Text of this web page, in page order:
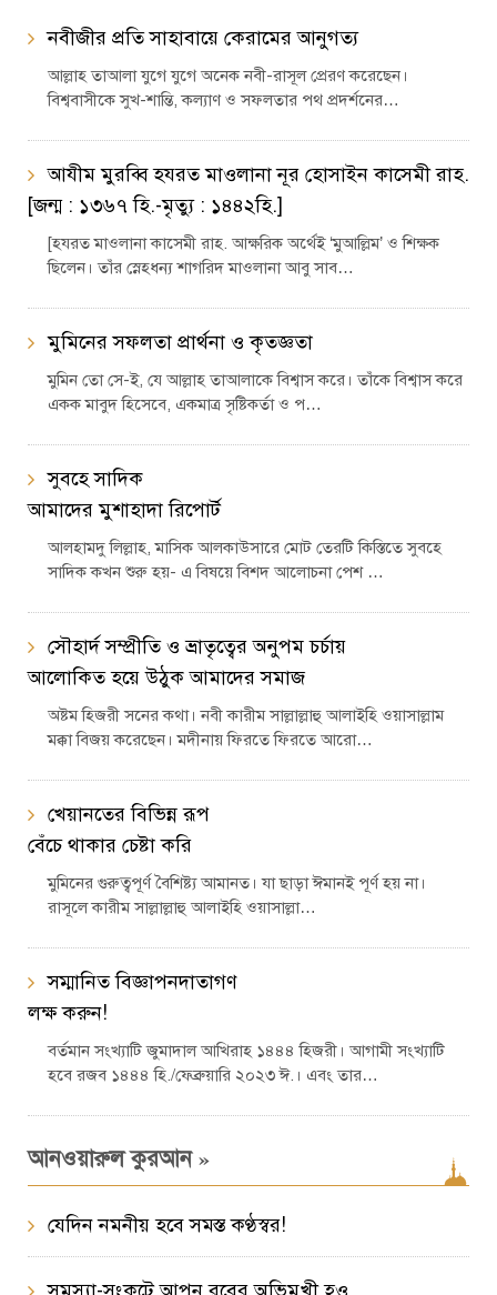
নবীজীর প্রতি সাহাবায়ে কেরামের আনুগত্য
আল্লাহ তাআলা যুগে যুগে অনেক নবী-রাসূল প্রেরণ করেছেন।
বিশ্ববাসীকে সুখ-শান্তি, কল্যাণ ও সফলতার পথ প্রদর্শনের…
আযীম মুরব্বি হযরত মাওলানা নূর হোসাইন কাসেমী রাহ.
[জন্ম : ১৩৬৭ হি.-মৃত্যু : ১৪৪২হি.]
[হযরত মাওলানা কাসেমী রাহ. আক্ষরিক অর্থেই ‘মুআল্লিম’ ও শিক্ষক
ছিলেন। তাঁর স্নেহধন্য শাগরিদ মাওলানা আবু সাব…
মুমিনের সফলতা প্রার্থনা ও কৃতজ্ঞতা
মুমিন তো সে-ই, যে আল্লাহ তাআলাকে বিশ্বাস করে। তাঁকে বিশ্বাস করে
একক মাবুদ হিসেবে, একমাত্র সৃষ্টিকর্তা ও প…
সুবহে সাদিক
আমাদের মুশাহাদা রিপোর্ট
আলহামদু লিল্লাহ, মাসিক আলকাউসারে মোট তেরটি কিস্তিতে সুবহে
সাদিক কখন শুরু হয়- এ বিষয়ে বিশদ আলোচনা পেশ …
সৌহার্দ সম্প্রীতি ও ভ্রাতৃত্বের অনুপম চর্চায়
আলোকিত হয়ে উঠুক আমাদের সমাজ
অষ্টম হিজরী সনের কথা। নবী কারীম সাল্লাল্লাহু আলাইহি ওয়াসাল্লাম
মক্কা বিজয় করেছেন। মদীনায় ফিরতে ফিরতে আরো…
খেয়ানতের বিভিন্ন রূপ
বেঁচে থাকার চেষ্টা করি
মুমিনের গুরুত্বপূর্ণ বৈশিষ্ট্য আমানত। যা ছাড়া ঈমানই পূর্ণ হয় না।
রাসূলে কারীম সাল্লাল্লাহু আলাইহি ওয়াসাল্লা…
সম্মানিত বিজ্ঞাপনদাতাগণ
লক্ষ করুন!
বর্তমান সংখ্যাটি জুমাদাল আখিরাহ ১৪৪৪ হিজরী। আগামী সংখ্যাটি
হবে রজব ১৪৪৪ হি./ফেব্রুয়ারি ২০২৩ ঈ.। এবং তার…
আনওয়ারুল কুরআন »
যেদিন নমনীয় হবে সমস্ত কণ্ঠস্বর!